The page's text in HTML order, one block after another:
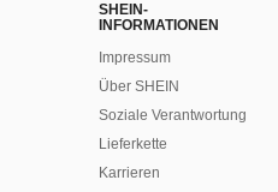
SHEIN-
INFORMATIONEN
Impressum
Über SHEIN
Soziale Verantwortung
Lieferkette
Karrieren